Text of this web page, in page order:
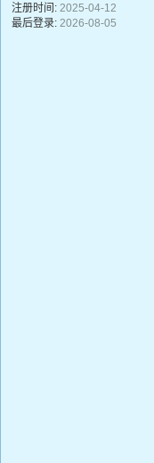
注册时间: 2025-04-12
最后登录: 2026-08-05